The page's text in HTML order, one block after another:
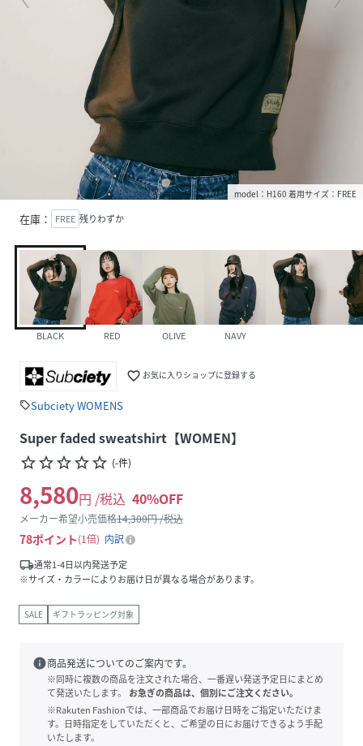
model：H160 着用サイズ：FREE
在庫： FREE 残りわずか
BLACK RED OLIVE NAVY
favorite_border お気に入りショップに登録する
sellSubciety WOMENS
Super faded sweatshirt【WOMEN】
star_borderstar_borderstar_borderstar_borderstar_border (-件)
8,580円 /税込 40%OFF
メーカー希望小売価格14,300円 /税込
78ポイント 1倍
内訳
local_shipping通常1-4日以内発送予定
※サイズ・カラーによりお届け日が異なる場合があります。
SALE ギフトラッピング対象
info商品発送についてのご案内です。
※同時に複数の商品を注文された場合、一番遅い発送予定日にまとめ
て発送いたします。
お急ぎの商品は、個別にご注文ください。
※Rakuten Fashionでは、一部商品でお届け日時をご指定いただけま
す。日時指定をしていただくと、ご希望の日にお届けできるよう手配
いたします。